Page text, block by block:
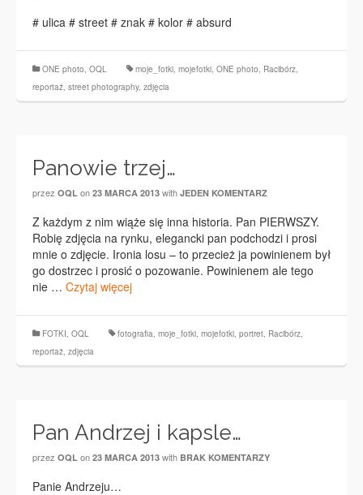
# ulica # street # znak # kolor # absurd
ONE photo, OQL moje_fotki, mojefotki, ONE photo, Racibórz,
reportaż, street photography, zdjęcia
Panowie trzej…
przez OQL on 23 MARCA 2013 with JEDEN KOMENTARZ
Z każdym z nim wiąże się inna historia. Pan PIERWSZY.
Robię zdjęcia na rynku, elegancki pan podchodzi i prosi
mnie o zdjęcie. Ironia losu – to przecież ja powinienem był
go dostrzec i prosić o pozowanie. Powinienem ale tego
nie … Czytaj więcej
FOTKI, OQL fotografia, moje_fotki, mojefotki, portret, Racibórz,
reportaż, zdjęcia
Pan Andrzej i kapsle…
przez OQL on 23 MARCA 2013 with BRAK KOMENTARZY
Panie Andrzeju…